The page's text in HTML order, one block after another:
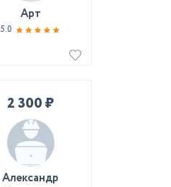
Арт
5.0
2 300 ₽
Александр